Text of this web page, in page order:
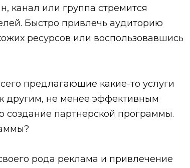
канал или группа стремится
Быстро привлечь аудиторию
ресурсов или воспользовавшись
предлагающие какие-то услуги
другим, не менее эффективным
создание партнерской программы.
рода реклама и привлечение